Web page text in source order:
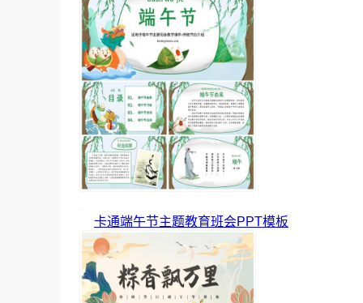
卡通端午节主题教育班会PPT模板